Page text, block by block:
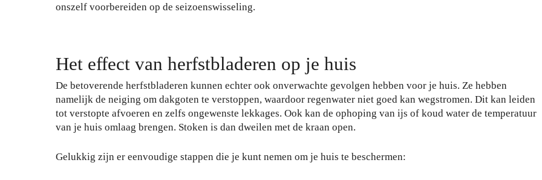
onszelf voorbereiden op de seizoenswisseling.
Het effect van herfstbladeren op je huis
De betoverende herfstbladeren kunnen echter ook onverwachte gevolgen hebben voor je huis. Ze hebben
namelijk de neiging om dakgoten te verstoppen, waardoor regenwater niet goed kan wegstromen. Dit kan leiden
tot verstopte afvoeren en zelfs ongewenste lekkages. Ook kan de ophoping van ijs of koud water de temperatuur
van je huis omlaag brengen. Stoken is dan dweilen met de kraan open.
Gelukkig zijn er eenvoudige stappen die je kunt nemen om je huis te beschermen: